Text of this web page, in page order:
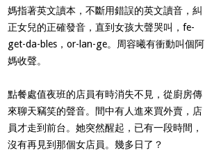
媽指著英文讀本，不斷用錯誤的英文讀音，糾
正女兒的正確發音，直到女孩大聲哭叫，fe-
get-da-bles，or-lan-ge。
周容曦有衝動叫個阿
媽收聲。
點餐處值夜班的店員有時消失不見，從廚房傳
來聊天竊笑的聲音。間中有人進來買外賣，店
員才走到前台。她突然醒起，已有一段時間，
沒有再見到那個女店員。幾多日了？